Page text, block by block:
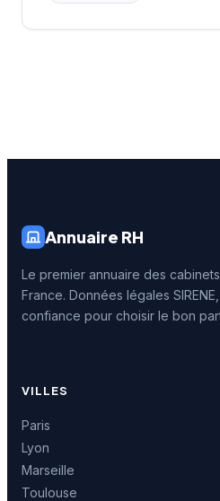
Annuaire RH
Le premier annuaire des
France. Données légales
confiance pour choisir le bon
VILLES
Paris
Lyon
Marseille
Toulouse